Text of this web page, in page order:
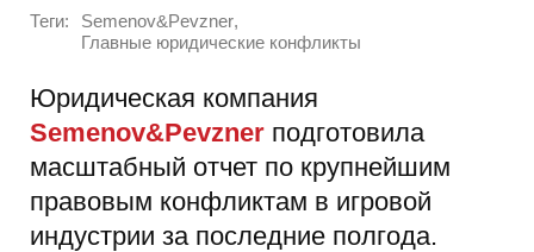
Теги: Semenov&Pevzner,
Главные юридические конфликты
Юридическая компания
Semenov&Pevzner подготовила
масштабный отчет по крупнейшим
правовым конфликтам в игровой
индустрии за последние полгода.